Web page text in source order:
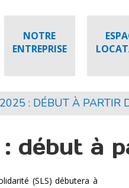
NOTRE
ENTREPRISE
: DÉBUT À PARTIR
début à
(SLS) débutera à